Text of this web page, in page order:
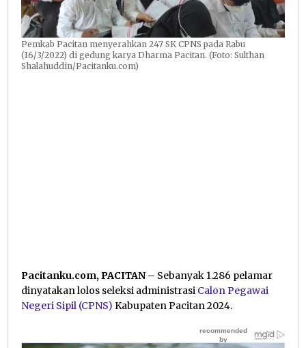
Pemkab Pacitan menyerahkan 247 SK CPNS pada Rabu
(16/3/2022) di gedung karya Dharma Pacitan. (Foto: Sulthan
Shalahuddin/Pacitanku.com)
Pacitanku.com, PACITAN – Sebanyak 1.286 pelamar
dinyatakan lolos seleksi administrasi Calon Pegawai
Negeri Sipil (CPNS) Kabupaten Pacitan 2024.